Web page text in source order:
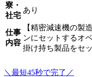
寮・
社宅
あり
仕事
内容
【精密減速機の
ンにセットするオ
掛け持ち製品をセ
＼最短45秒で完了／